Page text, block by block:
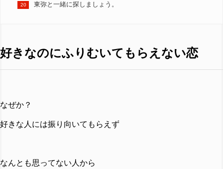
東弥と一緒に探しましょう。
好きなのにふりむいてもらえない恋
なぜか？
好きな人には振り向いてもらえず
なんとも思ってない人から